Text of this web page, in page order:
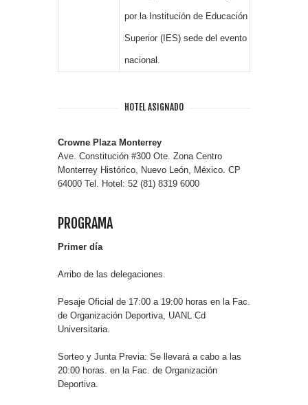
por la Institución de Educación
Superior (IES) sede del evento
nacional.
HOTEL ASIGNADO
Crowne Plaza Monterrey
Ave. Constitución #300 Ote. Zona Centro
Monterrey Histórico, Nuevo León, México. CP
64000 Tel. Hotel: 52 (81) 8319 6000
PROGRAMA
Primer día
Arribo de las delegaciones.
Pesaje Oficial de 17:00 a 19:00 horas en la Fac.
de Organización Deportiva, UANL Cd
Universitaria.
Sorteo y Junta Previa: Se llevará a cabo a las
20:00 horas. en la Fac. de Organización
Deportiva.